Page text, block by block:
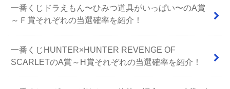
⼀番くじドラえもん〜ひみつ道具がいっぱい〜のA賞
～Ｆ賞それぞれの当選確率を紹介！
一番くじHUNTER×HUNTER REVENGE OF
SCARLETのA賞～H賞それぞれの当選確率を紹介！